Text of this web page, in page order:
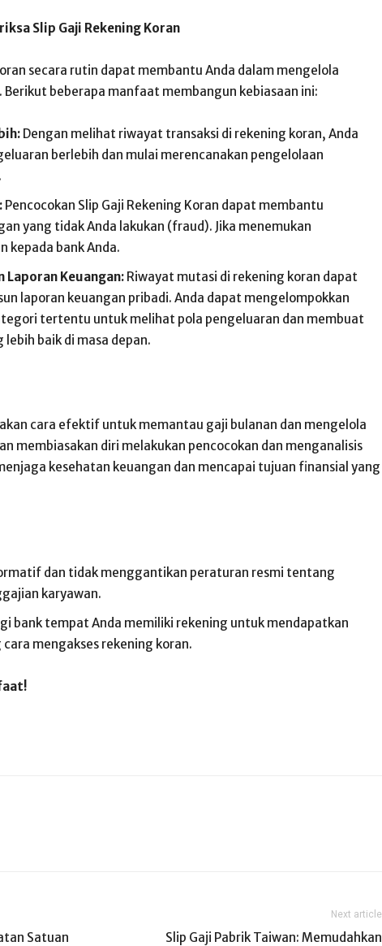
Slip Gaji Rekening Koran
secara rutin dapat membantu Anda dalam mengelola
beberapa manfaat membangun kebiasaan ini:
Dengan melihat riwayat transaksi di rekening koran, Anda
berlebih dan mulai merencanakan pengelolaan
Pencocokan Slip Gaji Rekening Koran dapat membantu
yang tidak Anda lakukan (fraud). Jika menemukan
kepada bank Anda.
Laporan Keuangan: Riwayat mutasi di rekening koran dapat
laporan keuangan pribadi. Anda dapat mengelompokkan
tertentu untuk melihat pola pengeluaran dan membuat
baik di masa depan.
cara efektif untuk memantau gaji bulanan dan mengelola
membiasakan diri melakukan pencocokan dan menganalisis
kesehatan keuangan dan mencapai tujuan finansial yang
dan tidak menggantikan peraturan resmi tentang
karyawan.
bank tempat Anda memiliki rekening untuk mendapatkan
mengakses rekening koran.
Satuan
Next article
Slip Gaji Pabrik Taiwan: Memudahkan